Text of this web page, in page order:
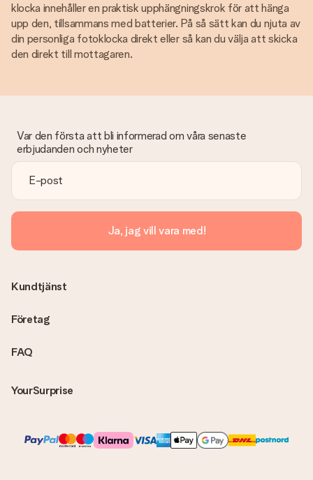
klocka innehåller en praktisk upphängningskrok för att hänga
upp den, tillsammans med batterier. På så sätt kan du njuta av
din personliga fotoklocka direkt eller så kan du välja att skicka
den direkt till mottagaren.
Var den första att bli informerad om våra senaste
erbjudanden och nyheter
Ja, jag vill vara med!
FAQ
YourSurprise
Kundtjänst
Företag